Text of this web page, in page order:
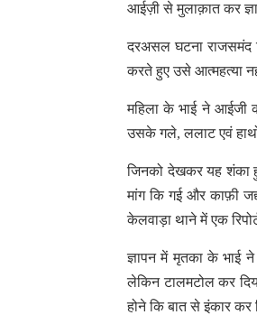
आईज़ी से मुलाक़ात कर
दरअसल घटना राजसमंद
करते हुए उसे आत्महत्या
महिला के भाई ने आईजी
उसके गले, ललाट एवं
जिनको देखकर यह शंका
मांग कि गई और काफ़ी
केलवाड़ा थाने में एक
ज्ञापन में मृतका के भाई
लेकिन टालमटोल कर
होने कि बात से इंकार कर